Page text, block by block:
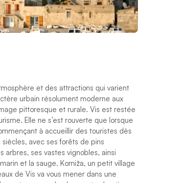
et des attractions qui varient
urbain résolument moderne aux
pittoresque et rurale. Vis est restée
Elle ne s’est rouverte que lorsque
à accueillir des touristes dès
avec ses forêts de pins
arbres, ses vastes vignobles, ainsi
et la sauge. Komiža, un petit village
de Vis va vous mener dans une